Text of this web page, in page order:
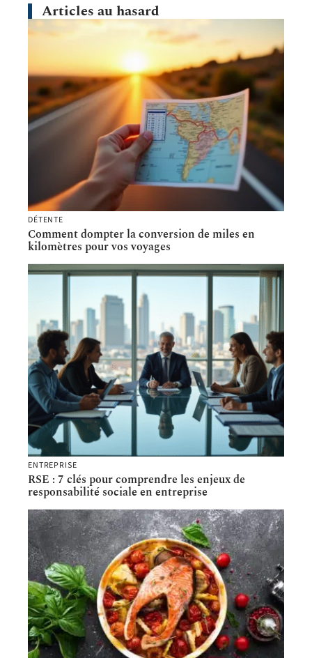
Articles au hasard
DÉTENTE
Comment dompter la conversion de miles en
kilomètres pour vos voyages
ENTREPRISE
RSE : 7 clés pour comprendre les enjeux de
responsabilité sociale en entreprise